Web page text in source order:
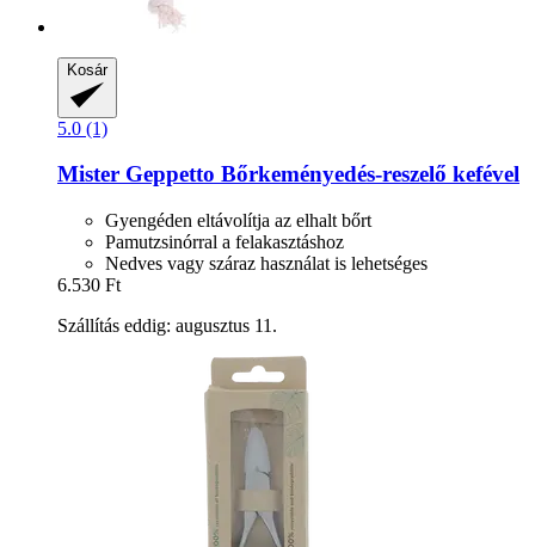
Kosár
5.0 (1)
Mister Geppetto Bőrkeményedés-​reszelő kefével
Gyengéden eltávolítja az elhalt bőrt
Pamutzsinórral a felakasztáshoz
Nedves vagy száraz használat is lehetséges
6.530 Ft
Szállítás eddig: augusztus 11.